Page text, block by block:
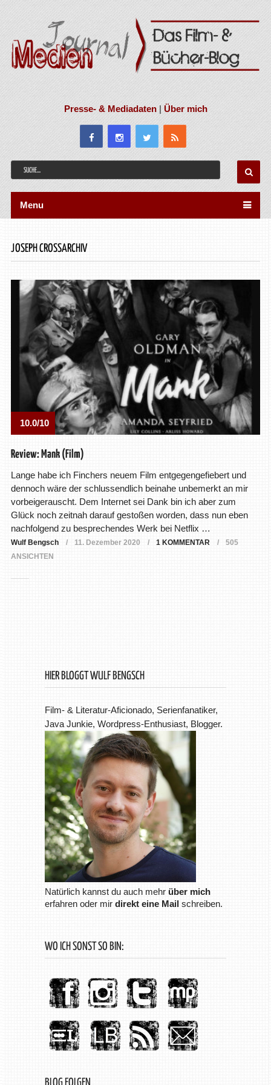
Presse- & Mediadaten|Über mich
Menu
JOSEPH CROSSARCHIV
10.0/10
Review: Mank (Film)
Lange habe ich Finchers neuem Film entgegengefiebert und
dennoch wäre der schlussendlich beinahe unbemerkt an mir
vorbeigerauscht. Dem Internet sei Dank bin ich aber zum
Glück noch zeitnah darauf gestoßen worden, dass nun eben
nachfolgend zu besprechendes Werk bei Netflix …
Wulf Bengsch 11. Dezember 2020 1 KOMMENTAR
505
ANSICHTEN
HIER BLOGGT WULF BENGSCH
Film- & Literatur-Aficionado, Serienfanatiker,
Java Junkie, Wordpress-Enthusiast, Blogger.
Natürlich kannst du auch mehr über mich
erfahren oder mir direkt eine Mailschreiben.
WO ICH SONST SO BIN: